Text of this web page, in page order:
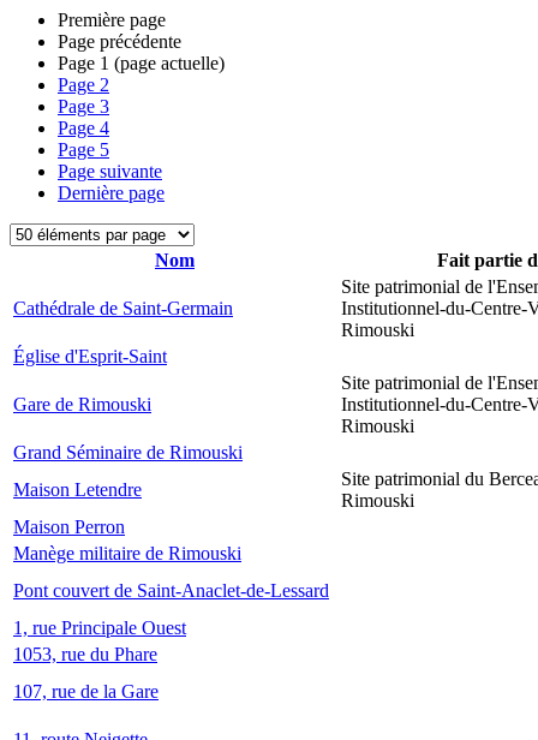
Première page
Page précédente
Page 1 (page actuelle)
Page 2
Page 3
Page 4
Page 5
Page suivante
Dernière page
Nom Fait partie
Cathédrale de Saint-Germain
Site patrimonial de
Institutionnel-du-Centre-
Rimouski
Église d'Esprit-Saint
Gare de Rimouski
Site patrimonial de
Institutionnel-du-Centre-
Rimouski
Grand Séminaire de Rimouski
Maison Letendre
Site patrimonial du
Rimouski
Maison Perron
Manège militaire de Rimouski
Pont couvert de Saint-Anaclet-de-Lessard
1, rue Principale Ouest
1053, rue du Phare
107, rue de la Gare